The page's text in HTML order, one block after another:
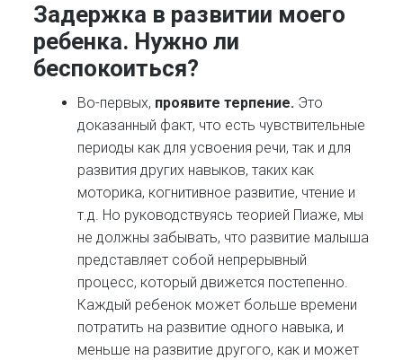
Задержка в развитии моего
ребенка. Нужно ли
беспокоиться?
Во-первых, проявите терпение. Это
доказанный факт, что есть чувствительные
периоды как для усвоения речи, так и для
развития других навыков, таких как
моторика, когнитивное развитие, чтение и
т.д. Но руководствуясь теорией Пиаже, мы
не должны забывать, что развитие малыша
представляет собой непрерывный
процесс, который движется постепенно.
Каждый ребенок может больше времени
потратить на развитие одного навыка, и
меньше на развитие другого, как и может